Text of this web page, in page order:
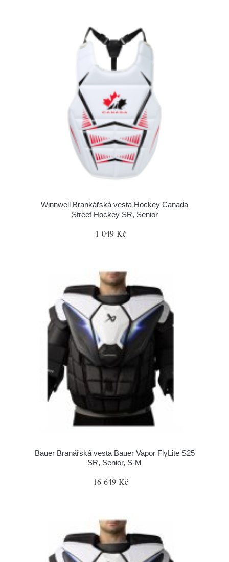
Winnwell Brankářská vesta Hockey Canada
Street Hockey SR, Senior
1 049 Kč
Bauer Branářská vesta Bauer Vapor FlyLite S25
SR, Senior, S-M
16 649 Kč